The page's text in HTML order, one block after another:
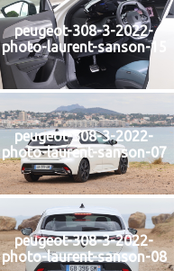
peugeot-308-3-2022-
photo-laurent-sanson-15
peugeot-308-3-2022-
photo-laurent-sanson-07
peugeot-308-3-2022-
photo-laurent-sanson-08